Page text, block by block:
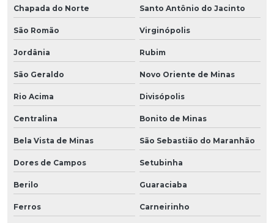
Chapada do Norte Santo Antônio do Jacinto
São Romão Virginópolis
Jordânia Rubim
São Geraldo Novo Oriente de Minas
Rio Acima Divisópolis
Centralina Bonito de Minas
Bela Vista de Minas São Sebastião do Maranhão
Dores de Campos Setubinha
Berilo Guaraciaba
Ferros Carneirinho